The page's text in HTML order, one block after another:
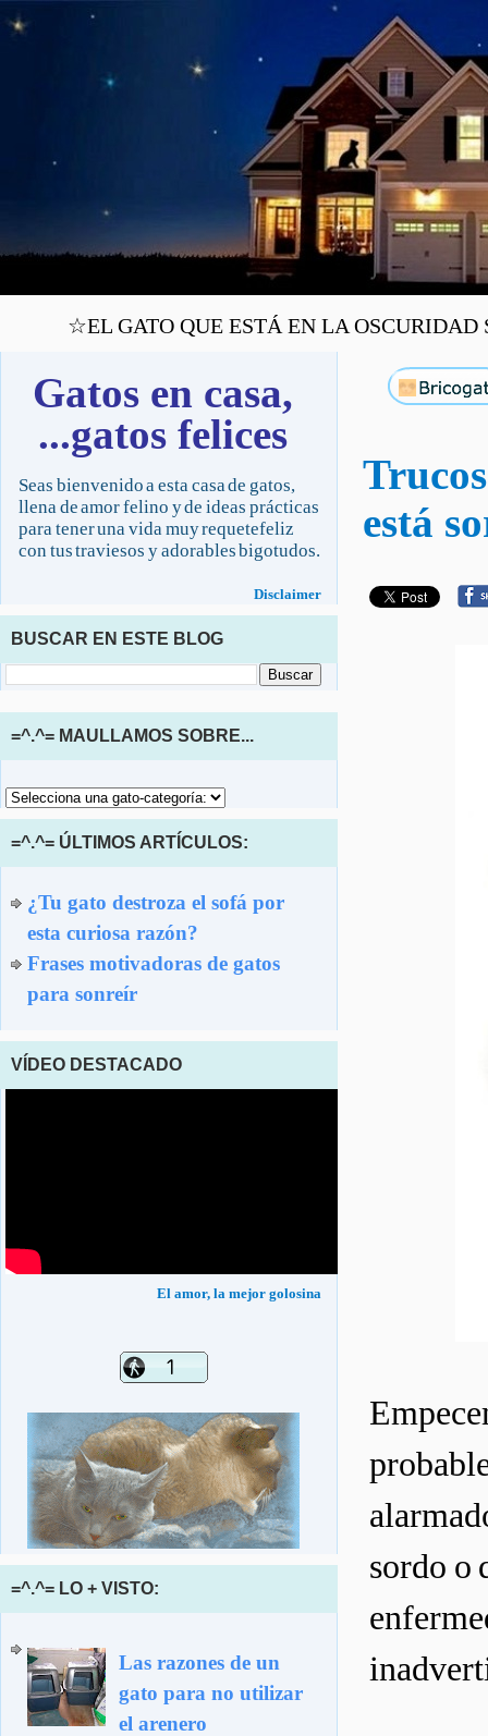
☆EL GATO QUE ESTÁ EN LA
está
sordo o
Gatos en casa,
...gatos felices
Seas bienvenido a esta casa de gatos,
llena de amor felino y de ideas prácticas
para tener una vida muy requetefeliz
con tus traviesos y adorables bigotudos.
Disclaimer
BUSCAR EN ESTE BLOG
=^.^= MAULLAMOS SOBRE...
=^.^= ÚLTIMOS ARTÍCULOS:
¿Tu gato destroza el sofá por
esta curiosa razón?
Frases motivadoras de gatos
para sonreír
VÍDEO DESTACADO
El amor, la mejor golosina
=^.^= LO + VISTO:
Las razones de un
gato para no utilizar
el arenero